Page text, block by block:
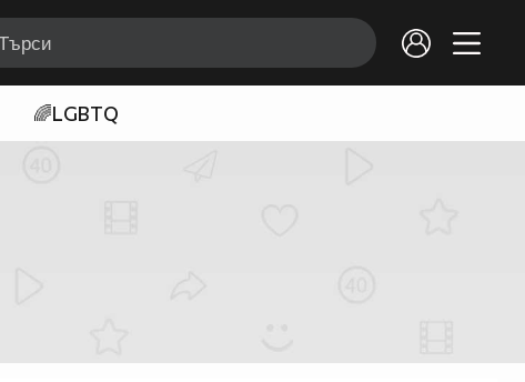
🌈LGBTQ